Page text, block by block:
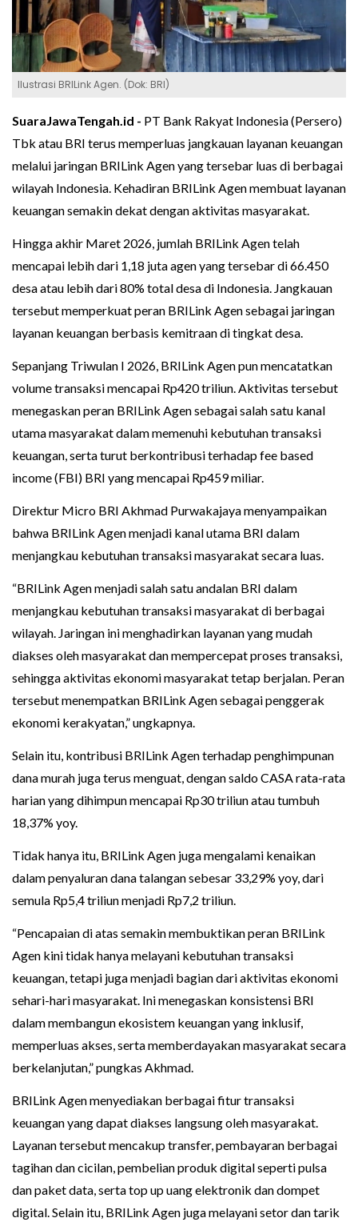
Ilustrasi BRILink Agen. (Dok: BRI)
SuaraJawaTengah.id - PT Bank Rakyat Indonesia (Persero)
Tbk atau BRI terus memperluas jangkauan layanan keuangan
melalui jaringan BRILink Agen yang tersebar luas di berbagai
wilayah Indonesia. Kehadiran BRILink Agen membuat layanan
keuangan semakin dekat dengan aktivitas masyarakat.
Hingga akhir Maret 2026, jumlah BRILink Agen telah
mencapai lebih dari 1,18 juta agen yang tersebar di 66.450
desa atau lebih dari 80% total desa di Indonesia. Jangkauan
tersebut memperkuat peran BRILink Agen sebagai jaringan
layanan keuangan berbasis kemitraan di tingkat desa.
Sepanjang Triwulan I 2026, BRILink Agen pun mencatatkan
volume transaksi mencapai Rp420 triliun. Aktivitas tersebut
menegaskan peran BRILink Agen sebagai salah satu kanal
utama masyarakat dalam memenuhi kebutuhan transaksi
keuangan, serta turut berkontribusi terhadap fee based
income (FBI) BRI yang mencapai Rp459 miliar.
Direktur Micro BRI Akhmad Purwakajaya menyampaikan
bahwa BRILink Agen menjadi kanal utama BRI dalam
menjangkau kebutuhan transaksi masyarakat secara luas.
“BRILink Agen menjadi salah satu andalan BRI dalam
menjangkau kebutuhan transaksi masyarakat di berbagai
wilayah. Jaringan ini menghadirkan layanan yang mudah
diakses oleh masyarakat dan mempercepat proses transaksi,
sehingga aktivitas ekonomi masyarakat tetap berjalan. Peran
tersebut menempatkan BRILink Agen sebagai penggerak
ekonomi kerakyatan,” ungkapnya.
Selain itu, kontribusi BRILink Agen terhadap penghimpunan
dana murah juga terus menguat, dengan saldo CASA rata-rata
harian yang dihimpun mencapai Rp30 triliun atau tumbuh
18,37% yoy.
Tidak hanya itu, BRILink Agen juga mengalami kenaikan
dalam penyaluran dana talangan sebesar 33,29% yoy, dari
semula Rp5,4 triliun menjadi Rp7,2 triliun.
“Pencapaian di atas semakin membuktikan peran BRILink
Agen kini tidak hanya melayani kebutuhan transaksi
keuangan, tetapi juga menjadi bagian dari aktivitas ekonomi
sehari-hari masyarakat. Ini menegaskan konsistensi BRI
dalam membangun ekosistem keuangan yang inklusif,
memperluas akses, serta memberdayakan masyarakat secara
berkelanjutan,” pungkas Akhmad.
BRILink Agen menyediakan berbagai fitur transaksi
keuangan yang dapat diakses langsung oleh masyarakat.
Layanan tersebut mencakup transfer, pembayaran berbagai
tagihan dan cicilan, pembelian produk digital seperti pulsa
dan paket data, serta top up uang elektronik dan dompet
digital. Selain itu, BRILink Agen juga melayani setor dan tarik